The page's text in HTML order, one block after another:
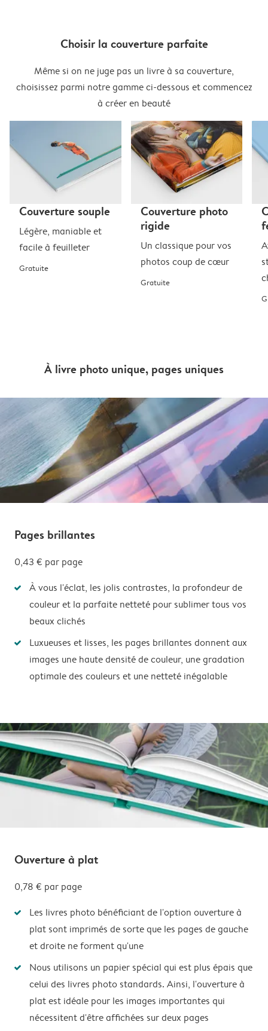
Choisir la couverture parfaite
Même si on ne juge pas un livre à sa couverture,
choisissez parmi notre gamme ci-dessous et commencez
à créer en beauté
Couverture souple
Légère, maniable et
facile à feuilleter
Gratuite
Couverture photo
rigide
Un classique pour vos
photos coup de cœur
Gratuite
À livre photo unique, pages uniques
Pages brillantes
0,43 € par page
À vous l'éclat, les jolis contrastes, la profondeur de
couleur et la parfaite netteté pour sublimer tous vos
beaux clichés
Luxueuses et lisses, les pages brillantes donnent aux
images une haute densité de couleur, une gradation
optimale des couleurs et une netteté inégalable
Ouverture à plat
0,78 € par page
Les livres photo bénéficiant de l'option ouverture à
plat sont imprimés de sorte que les pages de gauche
et droite ne forment qu'une
Nous utilisons un papier spécial qui est plus épais que
celui des livres photo standards. Ainsi, l'ouverture à
plat est idéale pour les images importantes qui
nécessitent d'être affichées sur deux pages